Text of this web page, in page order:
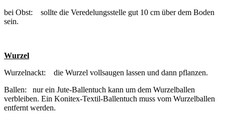
bei Obst: sollte die Veredelungsstelle gut 10 cm über dem Boden
sein.
Wurzel
Wurzelnackt: die Wurzel vollsaugen lassen und dann pflanzen.
Ballen: nur ein Jute-Ballentuch kann um dem Wurzelballen
verbleiben. Ein Konitex-Textil-Ballentuch muss vom Wurzelballen
entfernt werden.